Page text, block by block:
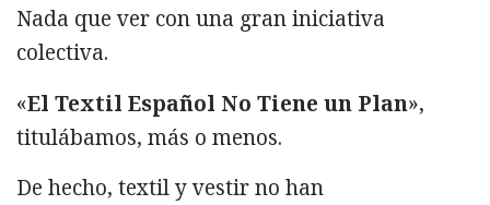
Nada que ver con una gran iniciativa
colectiva.
«El Textil Español No Tiene un Plan»,
titulábamos, más o menos.
De hecho, textil y vestir no han